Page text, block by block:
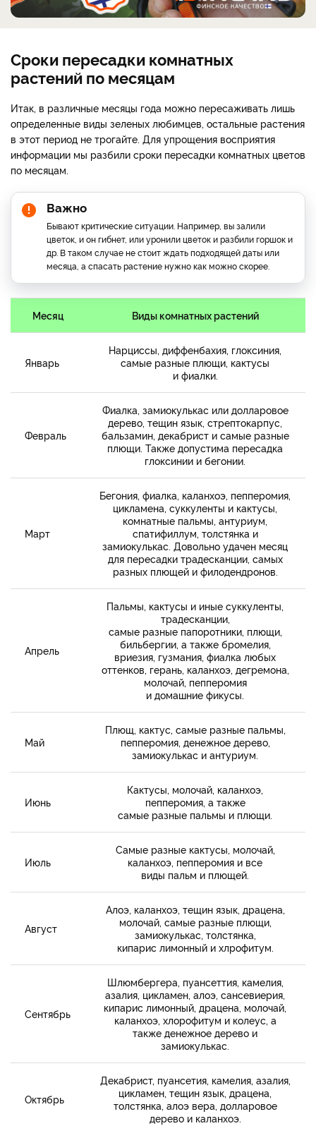
Сроки пересадки комнатных
растений по месяцам
Итак, в различные месяцы года можно пересаживать лишь
определенные виды зеленых любимцев, остальные растения
в этот период не трогайте. Для упрощения восприятия
информации мы разбили сроки пересадки комнатных цветов
по месяцам.
Важно
Бывают критические ситуации. Например, вы залили
цветок, и он гибнет, или уронили цветок и разбили горшок и
др. В таком случае не стоит ждать подходящей даты или
месяца, а спасать растение нужно как можно скорее.
Месяц Виды комнатных растений
Январь
Нарциссы, диффенбахия, глоксиния,
самые разные плющи, кактусы
и фиалки.
Февраль
Фиалка, замиокулькас или долларовое
дерево, тещин язык, стрептокарпус,
бальзамин, декабрист и самые разные
плющи. Также допустима пересадка
глоксинии и бегонии.
Март
Бегония, фиалка, каланхоэ, пепперомия,
цикламена, суккуленты и кактусы,
комнатные пальмы, антуриум,
спатифиллум, толстянка и
замиокулькас. Довольно удачен месяц
для пересадки традесканции, самых
разных плющей и филодендронов.
Апрель
Пальмы, кактусы и иные суккуленты,
традесканции,
самые разные папоротники, плющи,
бильбергии, а также бромелия,
вриезия, гузмания, фиалка любых
оттенков, герань, каланхоэ, дегремона,
молочай, пепперомия
и домашние фикусы.
Май
Плющ, кактус, самые разные пальмы,
пепперомия, денежное дерево,
замиокулькас и антуриум.
Июнь
Кактусы, молочай, каланхоэ,
пепперомия, а также
самые разные пальмы и плющи.
Июль
Самые разные кактусы, молочай,
каланхоэ, пепперомия и все
виды пальм и плющей.
Август
Алоэ, каланхоэ, тещин язык, драцена,
молочай, самые разные плющи,
замиокулькас, толстянка,
кипарис лимонный и хлрофитум.
Сентябрь
Шлюмбергера, пуансеттия, камелия,
азалия, цикламен, алоэ, сансевиерия,
кипарис лимонный, драцена, молочай,
каланхоэ, хлорофитум и колеус, а
также денежное дерево и
замиокулькас.
Октябрь
Декабрист, пуансетия, камелия, азалия,
цикламен, тещин язык, драцена,
толстянка, алоэ вера, долларовое
дерево и каланхоэ.